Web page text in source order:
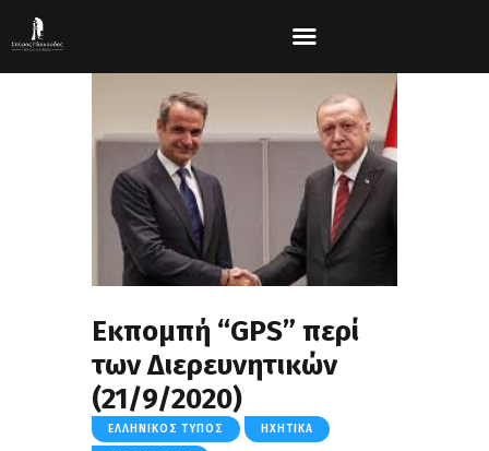
Εκπομπή “GPS” περί
των Διερευνητικών
(21/9/2020)
ΕΛΛΗΝΙΚΌΣ ΤΎΠΟΣ ΗΧΗΤΙΚΆ